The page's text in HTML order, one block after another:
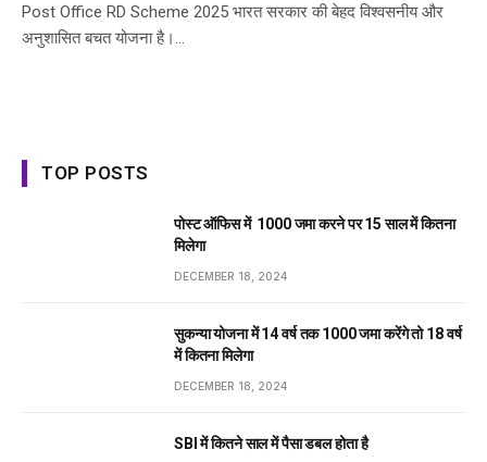
Post Office RD Scheme 2025 भारत सरकार की बेहद विश्वसनीय और
अनुशासित बचत योजना है।…
TOP POSTS
पोस्ट ऑफिस में ₹ 1000 जमा करने पर 15 साल में कितना
मिलेगा
DECEMBER 18, 2024
सुकन्या योजना में 14 वर्ष तक ₹1000 जमा करेंगे तो 18 वर्ष
में कितना मिलेगा
DECEMBER 18, 2024
SBI में कितने साल में पैसा डबल होता है